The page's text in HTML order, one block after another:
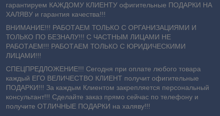
гарантируем КАЖДОМУ КЛИЕНТУ офигительные ПОДАРКИ НА
ХАЛЯВУ и гарантия качества!!!
ВНИМАНИЕ!!! РАБОТАЕМ ТОЛЬКО С ОРГАНИЗАЦИЯМИ И
ТОЛЬКО ПО БЕЗНАЛУ!!! С ЧАСТНЫМ ЛИЦАМИ НЕ
РАБОТАЕМ!!! РАБОТАЕМ ТОЛЬКО С ЮРИДИЧЕСКИМИ
ЛИЦАМИ!!!
СПЕЦПРЕДЛОЖЕНИЕ!!! Сегодня при оплате любого товара
каждый ЕГО ВЕЛИЧЕСТВО КЛИЕНТ получит офигительные
ПОДАРКИ!!! За каждым Клиентом закрепляется персональный
консультант!!! Сделайте заказ прямо сейчас по телефону и
получите ОТЛИЧНЫЕ ПОДАРКИ на халяву!!!